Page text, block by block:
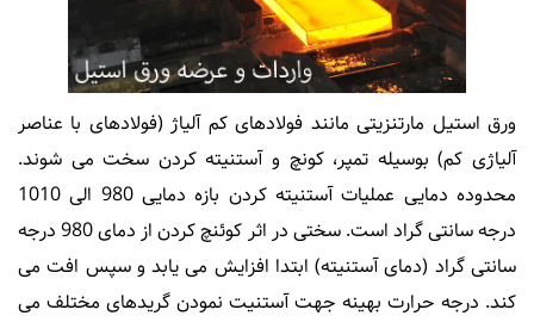
ورق استیل مارتنزیتی مانند فولادهای کم آلیاژ (فولادهای با عناصر
آلیاژی کم) بوسیله تمپر، کونچ و آستنیته کردن سخت می شوند.
محدوده دمایی عملیات آستنیته کردن بازه دمایی 980 الی 1010
درجه سانتی گراد است. سختی در اثر کوئنچ کردن از دمای 980 درجه
سانتی گراد (دمای آستنیته) ابتدا افزایش می یابد و سپس افت می
کند. درجه حرارت بهینه جهت آستنیت نمودن گریدهای مختلف می